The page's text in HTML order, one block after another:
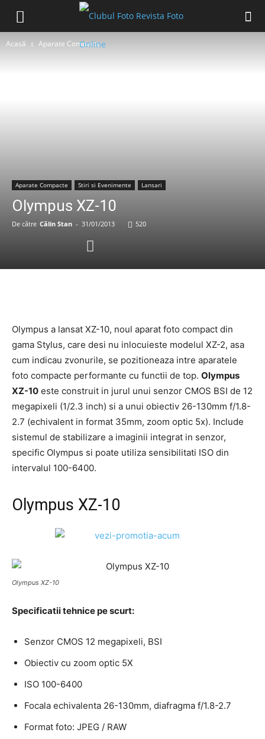
Acasă Aparate Compacte
Aparate Compacte Stiri si Evenimente Lansari
Olympus XZ-10
De către Călin Stan - 31/01/2013 520
Olympus a lansat XZ-10, noul aparat foto compact din
gama Stylus, care desi nu inlocuieste modelul XZ-2, asa
cum indicau zvonurile, se pozitioneaza intre aparatele
foto compacte performante cu functii de top. Olympus
XZ-10 este construit in jurul unui senzor CMOS BSI de 12
megapixeli (1/2.3 inch) si a unui obiectiv 26-130mm f/1.8-
2.7 (echivalent in format 35mm, zoom optic 5x). Include
sistemul de stabilizare a imaginii integrat in senzor,
specific Olympus si poate utiliza sensibilitati ISO din
intervalul 100-6400.
Olympus XZ-10
Olympus XZ-10
Specificatii tehnice pe scurt:
Senzor CMOS 12 megapixeli, BSI
Obiectiv cu zoom optic 5X
ISO 100-6400
Focala echivalenta 26-130mm, diafragma f/1.8-2.7
Format foto: JPEG / RAW